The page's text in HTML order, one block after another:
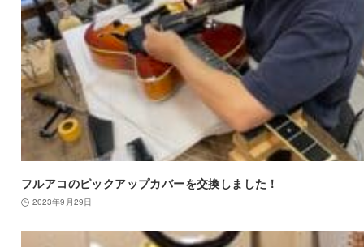
フルアコのピックアップカバーを交換しました！
2023年9月29日